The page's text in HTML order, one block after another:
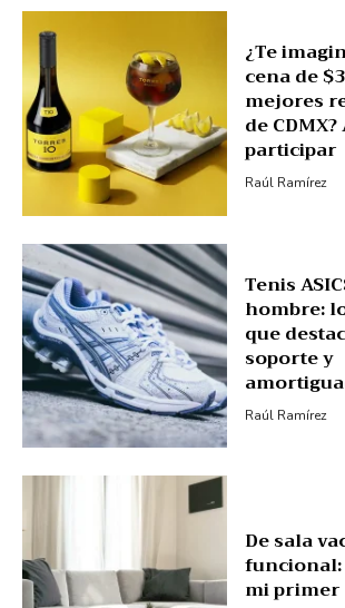
¿Te
cena de
mejores
de
participar
Raúl Ramírez
Tenis
hombre:
que
soporte y
Raúl Ramírez
De sala
mi primer